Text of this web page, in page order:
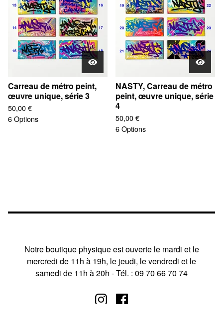
Carreau de métro peint,
œuvre unique, série 3
50,00€
6 Options
NASTY, Carreau de métro
peint, œuvre unique, série
4
50,00€
6 Options
Notre boutique physique est ouverte le mardi et le
mercredi de 11h à 19h, le jeudi, le vendredi et le
samedi de 11h à 20h - Tél. : 09 70 66 70 74